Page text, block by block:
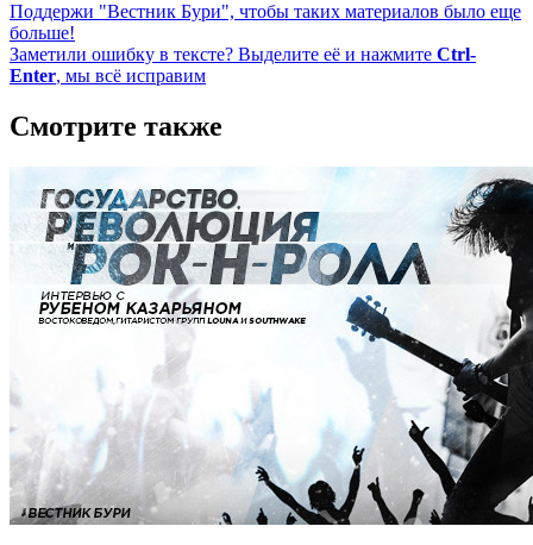
Поддержи "Вестник Бури", чтобы таких материалов было еще
больше!
Заметили ошибку в тексте? Выделите её и нажмите Ctrl-
Enter, мы всё исправим
Смотрите также